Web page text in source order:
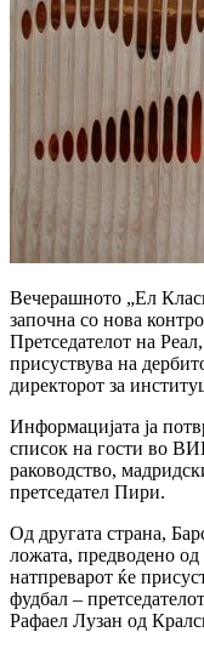
Вечерашното „Ел
започна со нова
Претседателот на
присуствува на
директорот за
Информацијата ја
список на гости во
раководство,
претседател Пири.
Од другата страна,
ложата, предводено
натпреварот ќе
фудбал –
Рафаел Лузан од